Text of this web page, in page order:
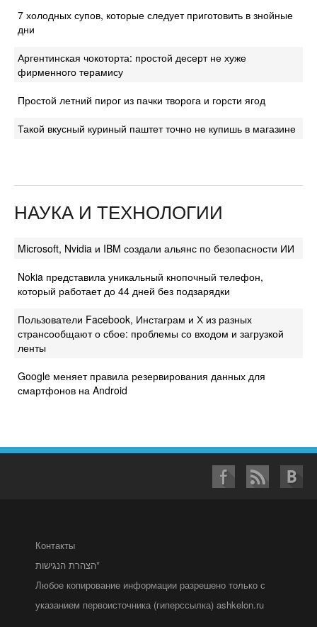
7 холодных супов, которые следует приготовить в знойные
дни
Аргентинская чокоторта: простой десерт не хуже
фирменного терамису
Простой летний пирог из пачки творога и горсти ягод
Такой вкусный куриный паштет точно не купишь в магазине
НАУКА И ТЕХНОЛОГИИ
Microsoft, Nvidia и IBM создали альянс по безопасности ИИ
Nokia представила уникальный кнопочный телефон,
который работает до 44 дней без подзарядки
Пользователи Facebook, Инстаграм и Х из разных
странсообщают о сбое: проблемы со входом и загрузкой
ленты
Google меняет правила резервирования данных для
смартфонов на Android
Контакты
הצהרת הנגישות*
Любое копирование информации разрешено только с
указанием первоисточника (гиперссылка) ashkelon.ru